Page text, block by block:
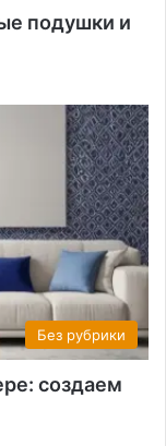
подушки и
Без рубрики
создаем